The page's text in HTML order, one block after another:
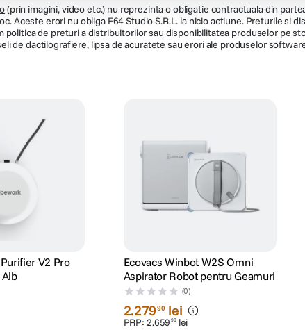
Functie de decongelare
Functie de anulare
Functie de reincalzire
Inox/Cupru
(prin imagini, video etc.) nu reprezinta o obligatie contractuala din
Aceste erori nu obliga F64 Studio S.R.L. la nicio actiune. Preturile
de preturi a distribuitorilor sau disponibilitatea produselor pe
de dactilografiere, lipsa de acuratete sau erori ale produselor
V2 Pro
Ecovacs Winbot W2S Omni
Aspirator Robot pentru Geamuri
(0)
2.27990 lei
PRP: 2.659 99 lei